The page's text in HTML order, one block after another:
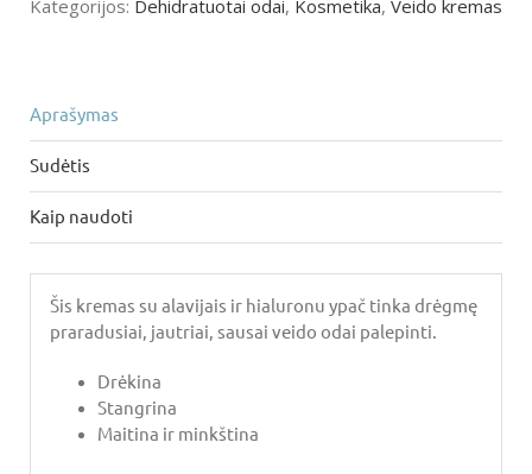
ALAVIJAIS
ML
Kategorijos: Dehidratuotai odai, Kosmetika, Veido kremas
Aprašymas
Sudėtis
Kaip naudoti
Šis kremas su alavijais ir hialuronu ypač tinka drėgmę
praradusiai, jautriai, sausai veido odai palepinti.
Drėkina
Stangrina
Maitina ir minkština